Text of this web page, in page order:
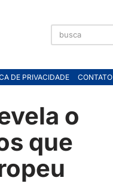
DE PRIVACIDADE CONTATO
o
que